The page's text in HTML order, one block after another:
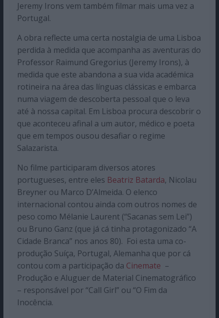
Jeremy Irons vem também filmar mais uma vez a
Portugal.
A obra reflecte uma certa nostalgia de uma Lisboa
perdida à medida que acompanha as aventuras do
Professor Raimund Gregorius (Jeremy Irons), à
medida que este abandona a sua vida académica
rotineira na área das línguas clássicas e embarca
numa viagem de descoberta pessoal que o leva
até à nossa capital. Em Lisboa procura descobrir o
que aconteceu afinal a um autor, médico e poeta
que em tempos ousou desafiar o regime
Salazarista.
No filme participaram diversos atores
portugueses, entre eles Beatriz Batarda, Nicolau
Breyner ou Marco D’Almeida. O elenco
internacional contou ainda com outros nomes de
peso como Mélanie Laurent (“Sacanas sem Lei”)
ou Bruno Ganz (que já cá tinha protagonizado “A
Cidade Branca” nos anos 80). Foi esta uma co-
produção Suíça, Portugal, Alemanha que por cá
contou com a participação da Cinemate –
Produção e Aluguer de Material Cinematográfico
– responsável por “Call Girl” ou “O Fim da
Inocência.